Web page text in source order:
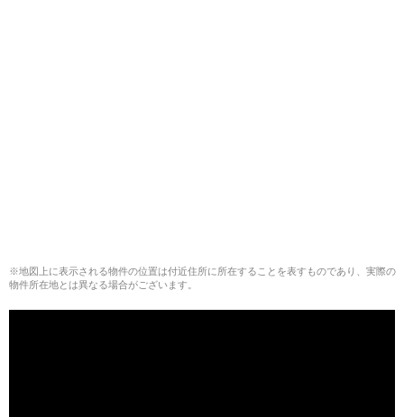
※地図上に表示される物件の位置は付近住所に所在することを表すものであり、実際の
物件所在地とは異なる場合がございます。